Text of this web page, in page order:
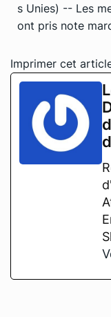
s Unies) -- Les
ont pris note
Imprimer cet